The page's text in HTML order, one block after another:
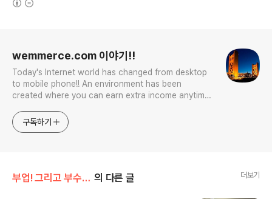
wemmerce.com 이야기!!
Today's Internet world has changed from desktop
to mobile phone!! An environment has been
created where you can earn extra income anytime,
competition. Now let’s turn our eyes to the world!
You can enter
구독하기
부업! 그리고 부수입!! 의 다른 글 더보기